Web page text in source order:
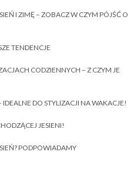
I ZIMĘ – ZOBACZ W CZYM PÓJŚĆ O
TENDENCJE
CODZIENNYCH – Z CZYM JE
DO STYLIZACJI NA WAKACJE!
JESIENI!
PODPOWIADAMY